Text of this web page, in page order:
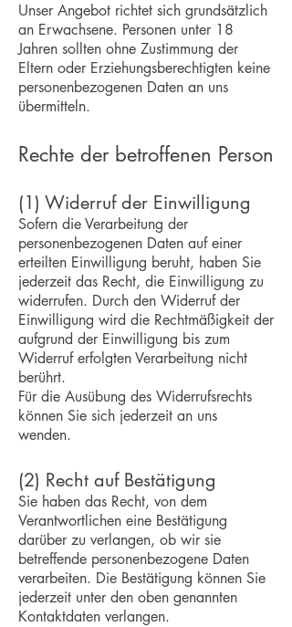
Unser Angebot richtet sich grundsätzlich
an Erwachsene. Personen unter 18
Jahren sollten ohne Zustimmung der
Eltern oder Erziehungsberechtigten keine
personenbezogenen Daten an uns
übermitteln.
Rechte der betroffenen Person
(1) Widerruf der Einwilligung
Sofern die Verarbeitung der
personenbezogenen Daten auf einer
erteilten Einwilligung beruht, haben Sie
jederzeit das Recht, die Einwilligung zu
widerrufen. Durch den Widerruf der
Einwilligung wird die Rechtmäßigkeit der
aufgrund der Einwilligung bis zum
Widerruf erfolgten Verarbeitung nicht
berührt.
Für die Ausübung des Widerrufsrechts
können Sie sich jederzeit an uns
wenden.
(2) Recht auf Bestätigung
Sie haben das Recht, von dem
Verantwortlichen eine Bestätigung
darüber zu verlangen, ob wir sie
betreffende personenbezogene Daten
verarbeiten. Die Bestätigung können Sie
jederzeit unter den oben genannten
Kontaktdaten verlangen.